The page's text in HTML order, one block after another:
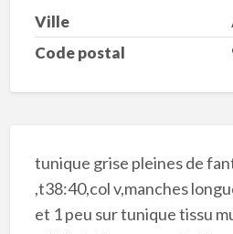
Ville
Code postal
tunique grise pleines de
,t38:40,col v,manches
et 1 peu sur tunique tissu